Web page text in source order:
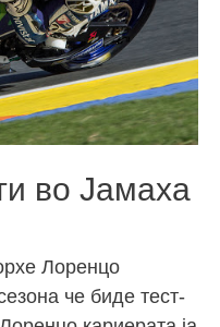
во Јамаха
Лоренцо
че биде тест-